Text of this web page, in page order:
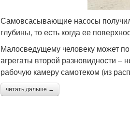
Самовсасывающие насосы
глубины, то есть когда ее
Малосведущему человеку может
агрегаты второй разновидности –
рабочую камеру самотеком (из
читать дальше →